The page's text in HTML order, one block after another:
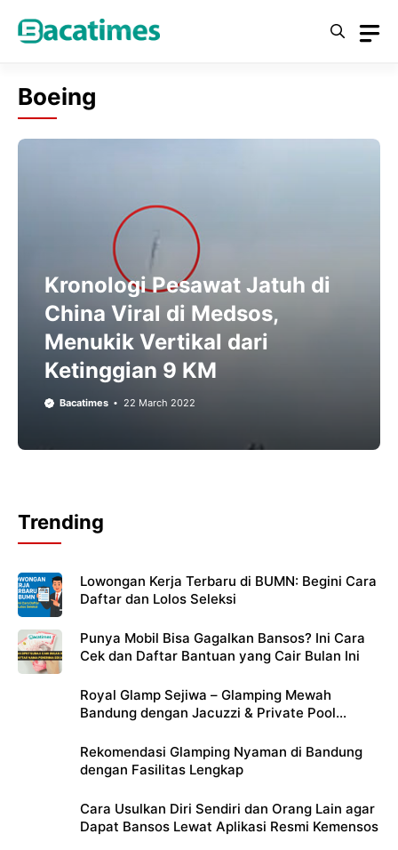
Boeing
Kronologi Pesawat Jatuh di
China Viral di Medsos,
Menukik Vertikal dari
Ketinggian 9 KM
Bacatimes 22 March 2022
Trending
Lowongan Kerja Terbaru di BUMN: Begini Cara
Daftar dan Lolos Seleksi
Punya Mobil Bisa Gagalkan Bansos? Ini Cara
Cek dan Daftar Bantuan yang Cair Bulan Ini
Royal Glamp Sejiwa – Glamping Mewah
Bandung dengan Jacuzzi & Private Pool
Rekomendasi Glamping Nyaman di Bandung
dengan Fasilitas Lengkap
Cara Usulkan Diri Sendiri dan Orang Lain agar
Dapat Bansos Lewat Aplikasi Resmi Kemensos